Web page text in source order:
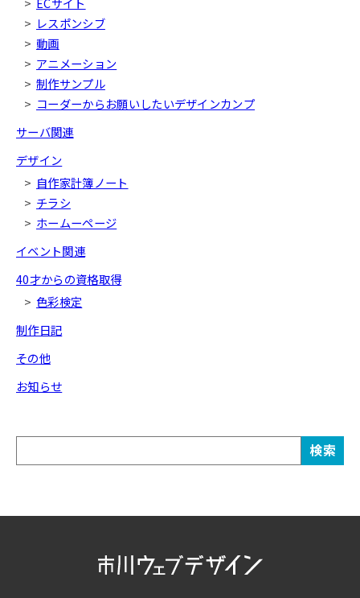
レスポンシブ
動画
アニメーション
制作サンプル
コーダーからお願いしたいデザインカンプ
サーバ関連
デザイン
自作家計簿ノート
チラシ
ホームーページ
イベント関連
40才からの資格取得
色彩検定
制作日記
その他
お知らせ